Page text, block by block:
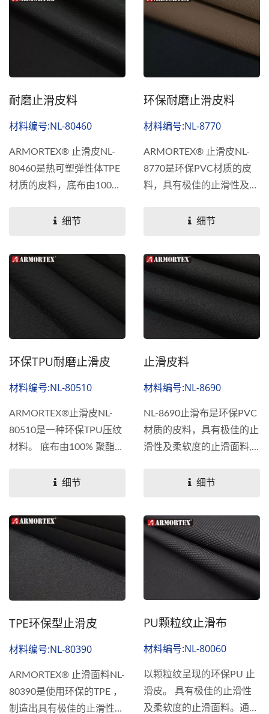
耐磨止滑皮料
材料编号:NL-80460
ARMORTEX® 止滑皮NL-
80460是热可塑弹性体TPE
材质的皮料，底布由100%
TPE皮料压上纹路。...
细节
环保耐磨止滑皮料
材料编号:NL-8770
ARMORTEX® 止滑皮NL-
8770是环保PVC材质的皮
料，具有极佳的止滑性及厚
用性和出色的耐磨性。我们
色。适用于工作手套及需要
卓越的抓地力的产品设计。
细节
环保TPU耐磨止滑皮
材料编号:NL-80510
ARMORTEX®止滑皮NL-
80510是一种环保TPU压纹
材料。 底布由100% 聚酯梭
粗喷砂纹路，具有优异的耐
能,具有高耐用性。...
细节
止滑皮料
材料编号:NL-8690
NL-8690止滑布是环保PVC
材质的皮料，具有极佳的止
滑性及柔软度的止滑面料,
性，为您的最终产品提供卓
细节
TPE环保型止滑皮
材料编号:NL-80390
ARMORTEX® 止滑面料NL-
80390是使用环保的TPE ，
制造出具有极佳的止滑性、
PU颗粒纹止滑布
材料编号:NL-80060
以颗粒纹呈现的环保PU 止
滑皮。 具有极佳的止滑性
及柔软度的止滑面料。通过